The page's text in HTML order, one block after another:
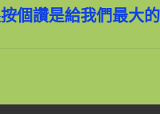
個讚是給我們最大